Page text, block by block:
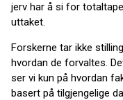
jerv har å si for
uttaket.
Forskerne tar ikke
hvordan de forvaltes.
ser vi kun på hvordan
basert på tilgjengelige